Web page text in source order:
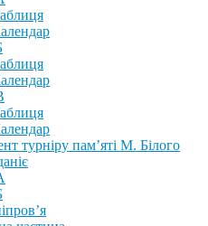
турніру пам’яті М. Білого